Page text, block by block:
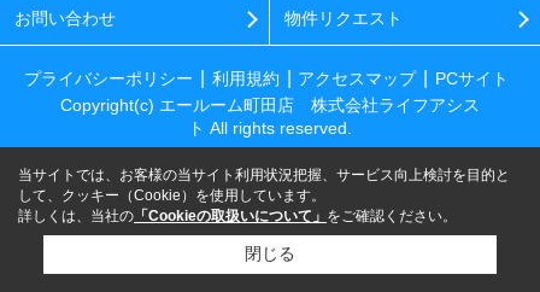
お問い合わせ 物件リクエスト
プライバシーポリシー 利用規約 アクセスマップ
PCサイト
Copyright(c) エールーム町田店 株式会社ライフアシス
ト All rights reserved.
当サイトでは、お客様の当サイト利用状況把握、サービス向上検討を目的と
して、クッキー（Cookie）を使用しています。
詳しくは、当社の 「Cookieの取扱いについて」 をご確認ください。
閉じる